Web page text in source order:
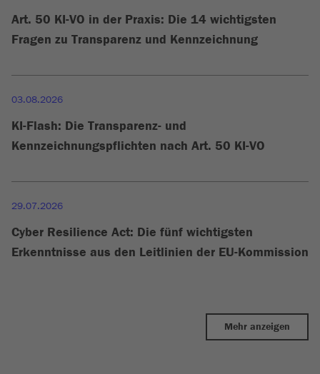
Art. 50 KI-VO in der Praxis: Die 14 wichtigsten
Fragen zu Transparenz und Kennzeichnung
03.08.2026
KI-Flash: Die Transparenz- und
Kennzeichnungspflichten nach Art. 50 KI-VO
29.07.2026
Cyber Resilience Act: Die fünf wichtigsten
Erkenntnisse aus den Leitlinien der EU-Kommission
Mehr anzeigen